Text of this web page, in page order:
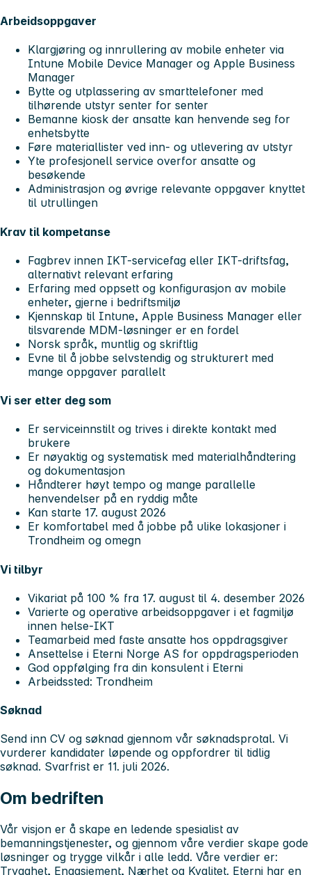
Arbeidsoppgaver
Klargjøring og innrullering av mobile enheter via
Intune Mobile Device Manager og Apple Business
Manager
Bytte og utplassering av smarttelefoner med
tilhørende utstyr senter for senter
Bemanne kiosk der ansatte kan henvende seg for
enhetsbytte
Føre materiallister ved inn- og utlevering av utstyr
Yte profesjonell service overfor ansatte og
besøkende
Administrasjon og øvrige relevante oppgaver knyttet
til utrullingen
Krav til kompetanse
Fagbrev innen IKT-servicefag eller IKT-driftsfag,
alternativt relevant erfaring
Erfaring med oppsett og konfigurasjon av mobile
enheter, gjerne i bedriftsmiljø
Kjennskap til Intune, Apple Business Manager eller
tilsvarende MDM-løsninger er en fordel
Norsk språk, muntlig og skriftlig
Evne til å jobbe selvstendig og strukturert med
mange oppgaver parallelt
Vi ser etter deg som
Er serviceinnstilt og trives i direkte kontakt med
brukere
Er nøyaktig og systematisk med materialhåndtering
og dokumentasjon
Håndterer høyt tempo og mange parallelle
henvendelser på en ryddig måte
Kan starte 17. august 2026
Er komfortabel med å jobbe på ulike lokasjoner i
Trondheim og omegn
Vi tilbyr
Vikariat på 100 % fra 17. august til 4. desember 2026
Varierte og operative arbeidsoppgaver i et fagmiljø
innen helse-IKT
Teamarbeid med faste ansatte hos oppdragsgiver
Ansettelse i Eterni Norge AS for oppdragsperioden
God oppfølging fra din konsulent i Eterni
Arbeidssted: Trondheim
Søknad
Send inn CV og søknad gjennom vår søknadsprotal. Vi
vurderer kandidater løpende og oppfordrer til tidlig
søknad. Svarfrist er 11. juli 2026.
Om bedriften
Vår visjon er å skape en ledende spesialist av
bemanningstjenester, og gjennom våre verdier skape gode
løsninger og trygge vilkår i alle ledd. Våre verdier er:
Trygghet, Engasjement, Nærhet og Kvalitet. Eterni har en